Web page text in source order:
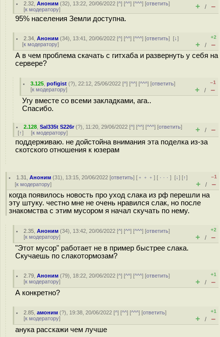
2.32 ,Аноним (32), 13:22, 20/06/2022 [^] [^^] [^^^] [ответить]
[к модератору] + / –
95% населения Земли доступна.
2.34 ,Аноним (34), 13:41, 20/06/2022 [^] [^^] [^^^] [ответить][↓]
[к модератору]
+2
+ / –
А в чем проблема скачать с гитхаба и развернуть у себя на
сервере?
3.125 ,pofigist (?), 22:12, 25/06/2022 [^] [^^] [^^^] [ответить]
[к модератору]
–1
+ / –
Угу вместе со всеми закладками, ага..
Спасибо.
2.128 ,Sal335t S226r(?), 11:20, 29/06/2022 [^] [^^] [^^^] [ответить]
[↑] [к модератору] + / –
поддерживаю. не дойстойна внимания эта поделка из-за
скотского отношения к юзерам
1.31 ,Аноним (31), 13:15, 20/06/2022 [ответить] [ ﹢﹢﹢] [ · · ·][↓] [↑]
[к модератору]
–1
+ / –
когда появилось новость про уход слака из рф перешли на
эту штуку. честно мне не очень нравился слак, но после
знакомства с этим мусором я начал скучать по нему.
2.35 ,Аноним (34), 13:42, 20/06/2022 [^] [^^] [^^^] [ответить]
[к модератору]
+2
+ / –
"Этот мусор" работает не в пример быстрее слака.
Скучаешь по слакотормозам?
2.79 ,Аноним (79), 18:22, 20/06/2022 [^] [^^] [^^^] [ответить]
[к модератору]
+1
+ / –
А конкретно?
2.85 ,амоним (?), 19:38, 20/06/2022 [^] [^^] [^^^] [ответить]
[к модератору]
+1
+ / –
анука расскажи чем лучше